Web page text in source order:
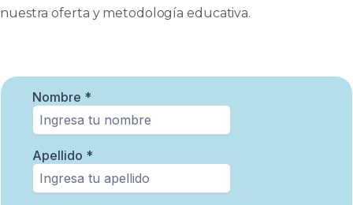
nuestra oferta y metodología educativa.